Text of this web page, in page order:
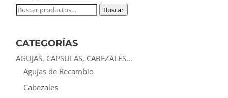
Buscar
Buscar
CATEGORÍAS
AGUJAS, CAPSULAS, CABEZALES...
Agujas de Recambio
Cabezales